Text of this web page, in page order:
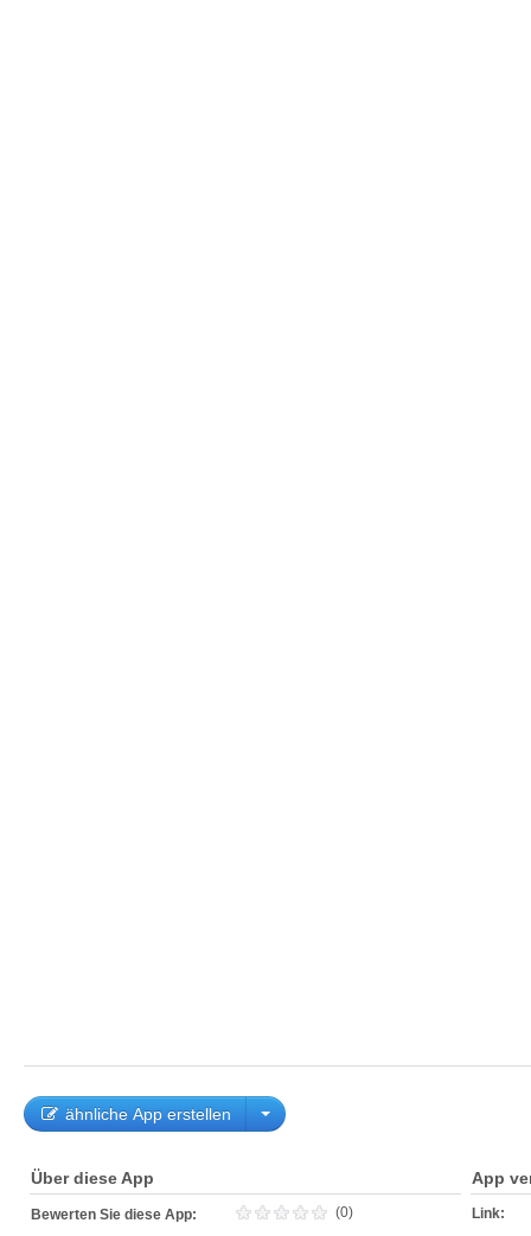
ähnliche App erstellen
Über diese App
Bewerten Sie diese App: (0)
App
Link: